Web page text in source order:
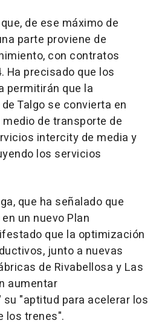
de ese máximo de
parte proviene de
con contratos
Ha precisado que los
permitirán que la
Talgo se convierta en
de transporte de
intercity de media y
los servicios
que ha señalado que
un nuevo Plan
que la optimización
junto a nuevas
de Rivabellosa y Las
aumentar
"aptitud para acelerar los
los trenes".